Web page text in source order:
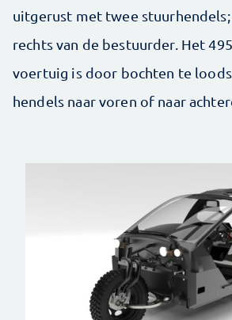
uitgerust met twee stuurhendels;
rechts van de bestuurder. Het
voertuig is door bochten te
hendels naar ­voren of naar